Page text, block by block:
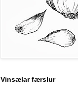
Vinsælar færslur